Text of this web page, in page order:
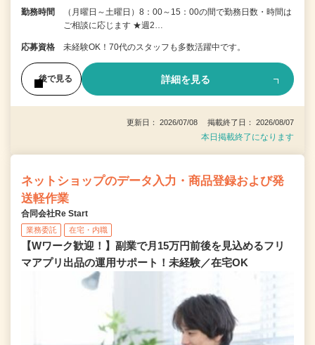
勤務時間
（月曜日～土曜日）8：00～15：00の間で勤務日数・時間は
ご相談に応じます ★週2…
応募資格 未経験OK！70代のスタッフも多数活躍中です。
後で見る 詳細を見る
更新日： 2026/07/08 掲載終了日： 2026/08/07
本日掲載終了になります
ネットショップのデータ入力・商品登録および発
送軽作業
合同会社Re Start
業務委託 在宅・内職
【Wワーク歓迎！】副業で月15万円前後を見込めるフリ
マアプリ出品の運用サポート！未経験／在宅OK